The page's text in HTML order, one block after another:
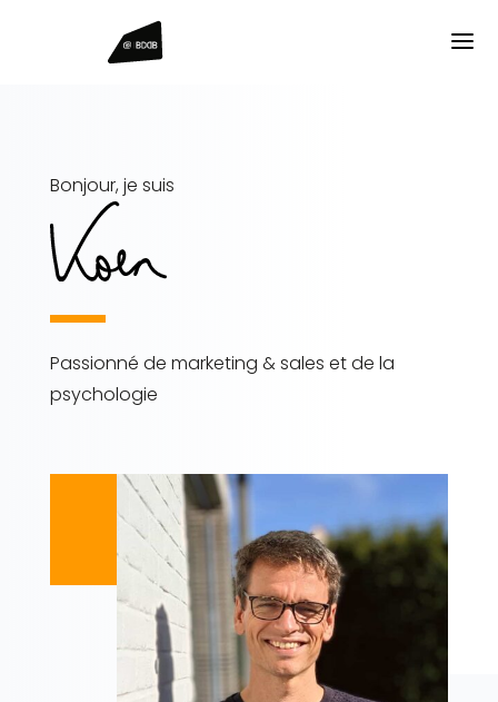
Bonjour, je suis
Passionné de marketing & sales et de la
psychologie